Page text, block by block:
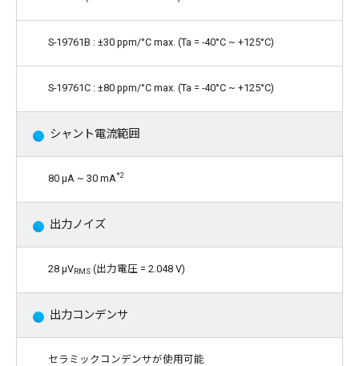
S-19761B : ±30 ppm/°C max. (Ta = -40°C ~ +125°C)
S-19761C : ±80 ppm/°C max. (Ta = -40°C ~ +125°C)
シャント電流範囲
80 μA ~ 30 mA*2
出力ノイズ
28 μVRMS (出力電圧 = 2.048 V)
出力コンデンサ
セラミックコンデンサが使用可能